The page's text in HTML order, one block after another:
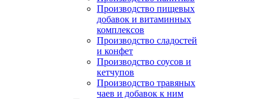
Производство пищевых
добавок и витаминных
комплексов
Производство сладостей
и конфет
Производство соусов и
кетчупов
Производство травяных
чаев и добавок к ним